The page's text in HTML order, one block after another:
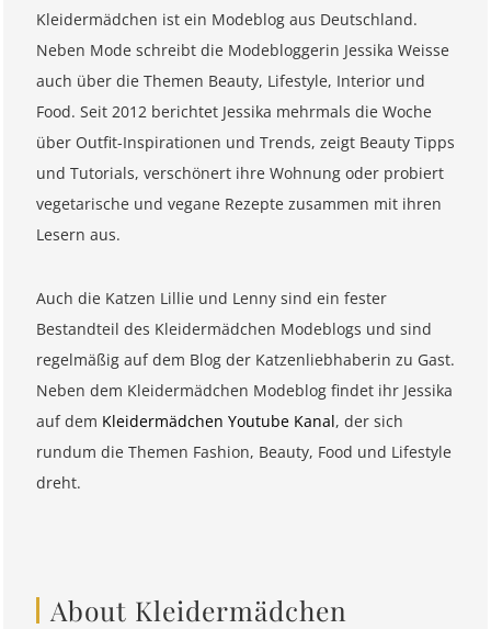
Kleidermädchen ist ein Modeblog aus Deutschland.
Neben Mode schreibt die Modebloggerin Jessika Weisse
auch über die Themen Beauty, Lifestyle, Interior und
Food. Seit 2012 berichtet Jessika mehrmals die Woche
über Outfit-Inspirationen und Trends, zeigt Beauty Tipps
und Tutorials, verschönert ihre Wohnung oder probiert
vegetarische und vegane Rezepte zusammen mit ihren
Lesern aus.
Auch die Katzen Lillie und Lenny sind ein fester
Bestandteil des Kleidermädchen Modeblogs und sind
regelmäßig auf dem Blog der Katzenliebhaberin zu Gast.
Neben dem Kleidermädchen Modeblog findet ihr Jessika
auf dem Kleidermädchen Youtube Kanal, der sich
rundum die Themen Fashion, Beauty, Food und Lifestyle
dreht.
About Kleidermädchen